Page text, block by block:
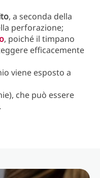
, a seconda della
perforazione;
, poiché il timpano
efficacemente
viene esposto a
che può essere